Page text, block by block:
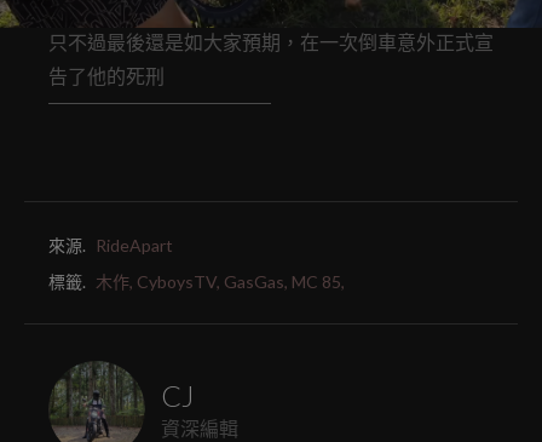
只不過最後還是如大家預期，在一次倒車意外正式宣
告了他的死刑
來源.
RideApart
標籤. 木作, CyboysTV, GasGas, MC 85,
CJ
資深編輯